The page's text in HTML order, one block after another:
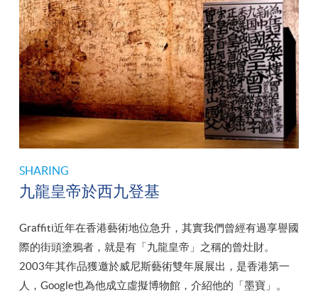
SHARING
九龍皇帝於西九登基
Graffiti近年在香港藝術地位急升，其實我們曾經有過享譽國
際的街頭塗鴉者，就是有「九龍皇帝」之稱的曾灶財。
2003年其作品獲邀於威尼斯藝術雙年展展出，是香港第一
人，Google也為他成立虛擬博物館，介紹他的「墨寶」。